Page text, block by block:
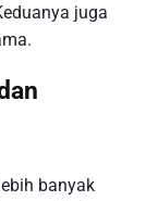
juga
banyak